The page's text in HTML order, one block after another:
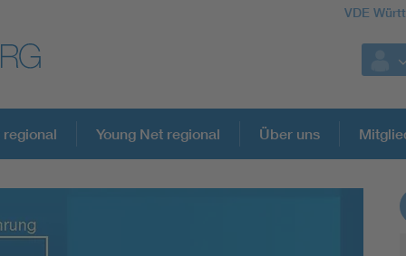
VDE
Young Net regional Über uns